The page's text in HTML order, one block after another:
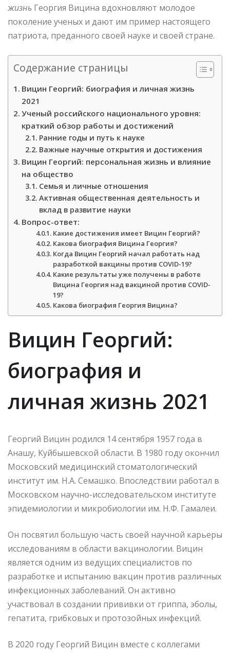
жизнь Георгия Вицина вдохновляют молодое
поколение ученых и дают им пример настоящего
патриота, преданного своей науке и своей стране.
Содержание страницы
Вицин Георгий: биография и личная жизнь
2021
Ученый российского национального уровня:
краткий обзор работы и достижений
Ранние годы и путь к науке
Важные научные открытия и достижения
Вицин Георгий: персональная жизнь и влияние
на общество
Семья и личные отношения
Активная общественная деятельность и
вклад в развитие науки
Вопрос-ответ:
Какие достижения имеет Вицин Георгий?
Какова биография Вицина Георгия?
Когда Вицин Георгий начал работать над
разработкой вакцины против COVID-19?
Какие результаты уже получены в работе
Вицина Георгия над вакциной против COVID-
19?
Какова биография Георгия Вицина?
Вицин Георгий:
биография и
личная жизнь 2021
Георгий Вицин родился 14 сентября 1957 года в
Анашу, Куйбышевской области. В 1980 году окончил
Московский медицинский стоматологический
институт им. Н.А. Семашко. Впоследствии работал в
Московском научно-исследовательском институте
эпидемиологии и микробиологии им. Н.Ф. Гамалеи.
Он посвятил большую часть своей научной карьеры
исследованиям в области вакцинологии. Вицин
является одним из ведущих специалистов по
разработке и испытанию вакцин против различных
инфекционных заболеваний. Он активно
участвовал в создании прививки от гриппа, эболы,
гепатита, грибковых и протозойных инфекций.
В 2020 году Георгий Вицин вместе с коллегами